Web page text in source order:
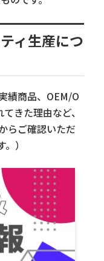
ィ生産につ
績商品、OEM/O
きた理由など、
らご確認いただ
）